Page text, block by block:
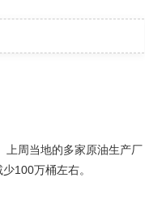
周当地的多家原油生产厂
100万桶左右。